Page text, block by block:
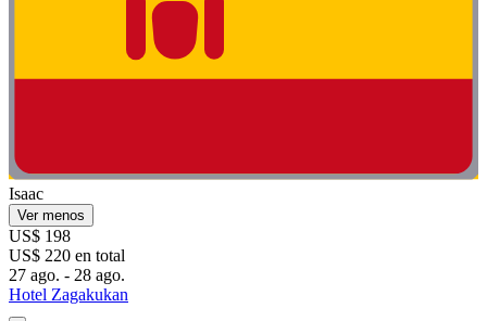
Isaac
Ver menos
US$ 198
US$ 220 en total
27 ago. - 28 ago.
Hotel Zagakukan